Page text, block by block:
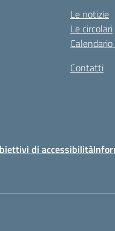
Le notizie
Le circolari
Contatti
di accessibilità